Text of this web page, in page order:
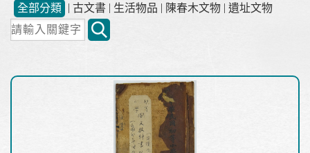
全部分類 | 古文書 | 生活物品 | 陳春木文物 | 遺址文物
關
鍵
尋